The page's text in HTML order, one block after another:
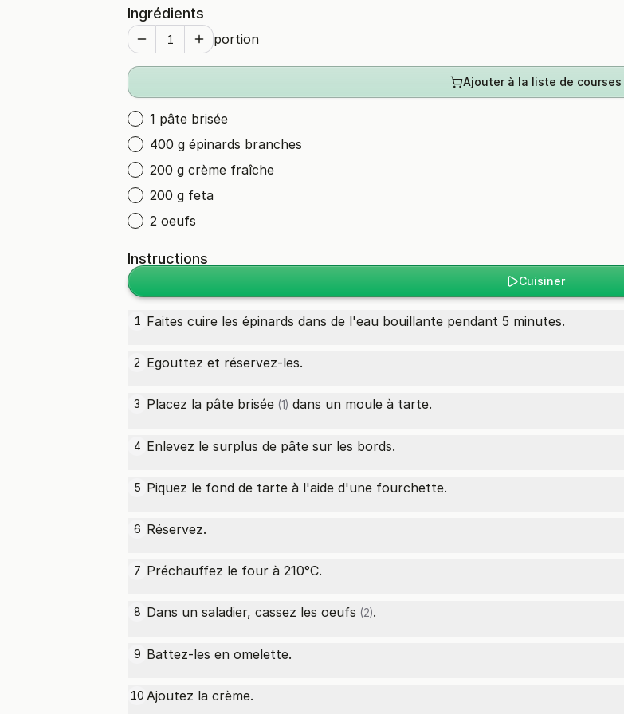
Ingrédients
portion
Ajouter à la liste de courses
1 pâte brisée
400 g épinards branches
200 g crème fraîche
200 g feta
2 oeufs
Instructions
Cuisiner
1 Faites cuire les épinards dans de l'eau bouillante pendant 5 minutes.
2 Egouttez et réservez-les.
3 Placez la pâte brisée (1) dans un moule à tarte.
4 Enlevez le surplus de pâte sur les bords.
5 Piquez le fond de tarte à l'aide d'une fourchette.
6 Réservez.
7 Préchauffez le four à 210°C.
8 Dans un saladier, cassez les oeufs (2).
9 Battez-les en omelette.
10 Ajoutez la crème.